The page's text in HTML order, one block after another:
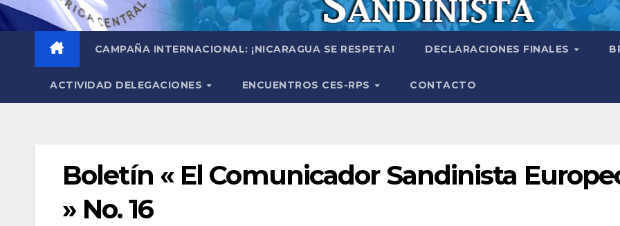
CAMPAÑA INTERNACIONAL: ¡NICARAGUA SE RESPETA! DECLARACIONES FINALES
ACTIVIDAD DELEGACIONES ENCUENTROS CES-RPS CONTACTO
Boletín « El Comunicador Sandinista
» No. 16